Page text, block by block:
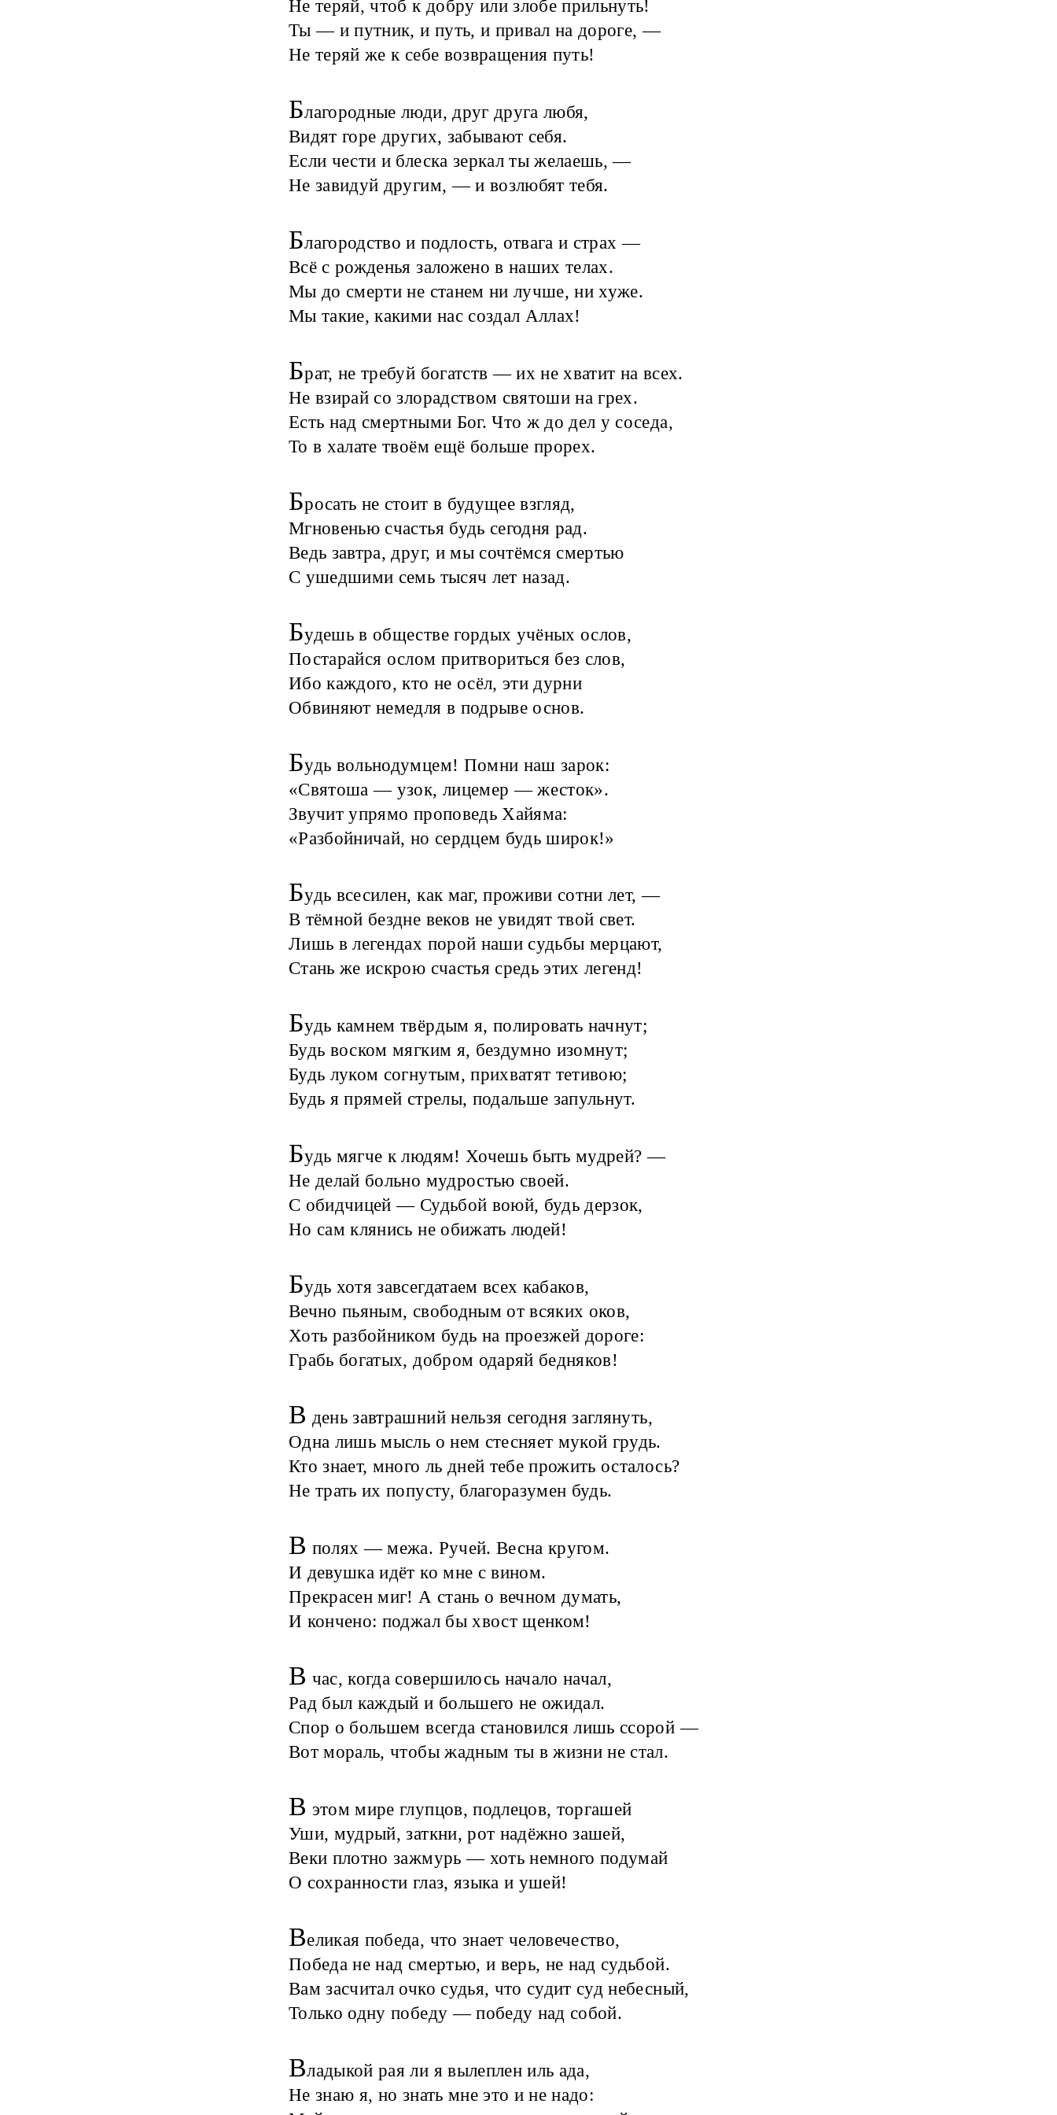
Не теряй, чтоб к добру или злобе прильнуть!
Ты — и путник, и путь, и привал на дороге, —
Не теряй же к себе возвращения путь!
Благородные люди, друг друга любя,
Видят горе других, забывают себя.
Если чести и блеска зеркал ты желаешь, —
Не завидуй другим, — и возлюбят тебя.
Благородство и подлость, отвага и страх —
Всё с рожденья заложено в наших телах.
Мы до смерти не станем ни лучше, ни хуже.
Мы такие, какими нас создал Аллах!
Брат, не требуй богатств — их не хватит на всех.
Не взирай со злорадством святоши на грех.
Есть над смертными Бог. Что ж до дел у соседа,
То в халате твоём ещё больше прорех.
Бросать не стоит в будущее взгляд,
Мгновенью счастья будь сегодня рад.
Ведь завтра, друг, и мы сочтёмся смертью
С ушедшими семь тысяч лет назад.
Будешь в обществе гордых учёных ослов,
Постарайся ослом притвориться без слов,
Ибо каждого, кто не осёл, эти дурни
Обвиняют немедля в подрыве основ.
Будь вольнодумцем! Помни наш зарок:
«Святоша — узок, лицемер — жесток».
Звучит упрямо проповедь Хайяма:
«Разбойничай, но сердцем будь широк!»
Будь всесилен, как маг, проживи сотни лет, —
В тёмной бездне веков не увидят твой свет.
Лишь в легендах порой наши судьбы мерцают,
Стань же искрою счастья средь этих легенд!
Будь камнем твёрдым я, полировать начнут;
Будь воском мягким я, бездумно изомнут;
Будь луком согнутым, прихватят тетивою;
Будь я прямей стрелы, подальше запульнут.
Будь мягче к людям! Хочешь быть мудрей? —
Не делай больно мудростью своей.
С обидчицей — Судьбой воюй, будь дерзок,
Но сам клянись не обижать людей!
Будь хотя завсегдатаем всех кабаков,
Вечно пьяным, свободным от всяких оков,
Хоть разбойником будь на проезжей дороге:
Грабь богатых, добром одаряй бедняков!
В день завтрашний нельзя сегодня заглянуть,
Одна лишь мысль о нем стесняет мукой грудь.
Кто знает, много ль дней тебе прожить осталось?
Не трать их попусту, благоразумен будь.
В полях — межа. Ручей. Весна кругом.
И девушка идёт ко мне с вином.
Прекрасен миг! А стань о вечном думать,
И кончено: поджал бы хвост щенком!
В час, когда совершилось начало начал,
Рад был каждый и большего не ожидал.
Спор о большем всегда становился лишь ссорой —
Вот мораль, чтобы жадным ты в жизни не стал.
В этом мире глупцов, подлецов, торгашей
Уши, мудрый, заткни, рот надёжно зашей,
Веки плотно зажмурь — хоть немного подумай
О сохранности глаз, языка и ушей!
Великая победа, что знает человечество,
Победа не над смертью, и верь, не над судьбой.
Вам засчитал очко судья, что судит суд небесный,
Только одну победу — победу над собой.
Владыкой рая ли я вылеплен иль ада,
Не знаю я, но знать мне это и не надо: